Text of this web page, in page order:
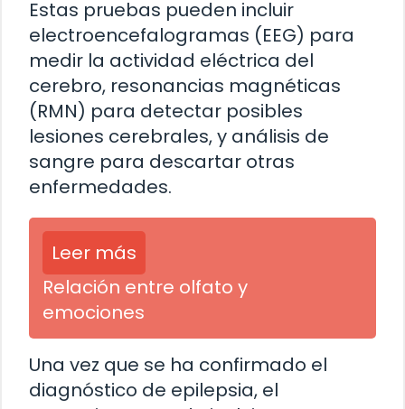
Estas pruebas pueden incluir
electroencefalogramas (EEG) para
medir la actividad eléctrica del
cerebro, resonancias magnéticas
(RMN) para detectar posibles
lesiones cerebrales, y análisis de
sangre para descartar otras
enfermedades.
Leer más
Relación entre olfato y
emociones
Una vez que se ha confirmado el
diagnóstico de epilepsia, el